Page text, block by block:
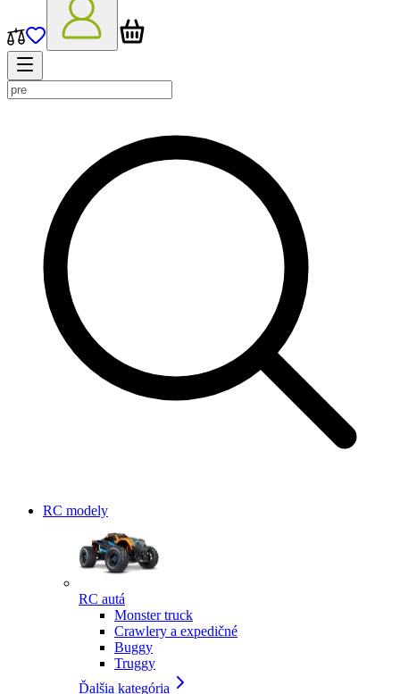
RC modely
RC autá
Monster truck
Crawlery a expedičné
Buggy
Truggy
Ďalšia kategória